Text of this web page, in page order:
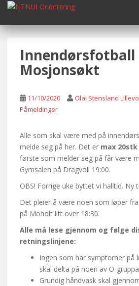
i
Innendørsfotball
Mosjonsøkt
11/10/2020
Olai Stensland
Påmeldinger
Alle som skal være med på
melde seg på her. Det er max 20stk
første som melder seg på får være
Gymsalen på Dragvoll 19:00.
OBS! Forrige uke byttet vi halltid. Ny
Det pleier å være noen som løper
på Moholt litt over 18:30.
Alle må lese gjennom og følge
retningslinjene:
Ingen som har symptomer på
skal delta på noen av O-
Grundig håndvask skal